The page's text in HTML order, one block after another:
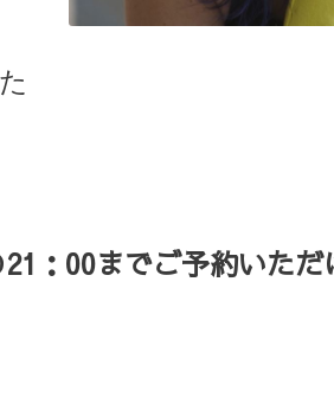
21 ： 00までご予約いただ